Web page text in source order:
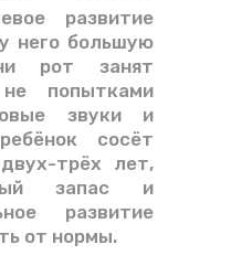
развитие
него большую
рот занят
попытками
звуки и
сосёт
трёх лет,
запас и
развитие
от нормы.